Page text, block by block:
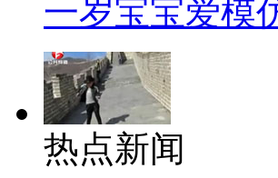
一岁宝宝爱模
热点新闻